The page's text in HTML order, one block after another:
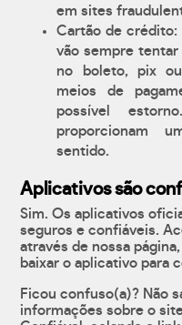
em sites
Cartão de crédito:
vão sempre
no boleto, pix
meios de
possível
proporcionam
sentido.
Aplicativos são
Sim. Os aplicativos
seguros e confiáveis.
através de nossa
baixar o aplicativo para
Ficou confuso(a)? Não
informações sobre o